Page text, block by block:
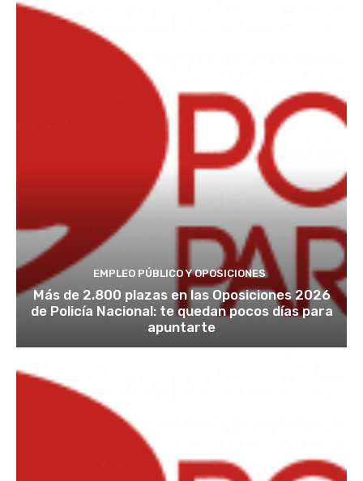
EMPLEO PÚBLICO Y OPOSICIONES
Más de 2.800 plazas en las Oposiciones 2026
de Policía Nacional: te quedan pocos días para
apuntarte